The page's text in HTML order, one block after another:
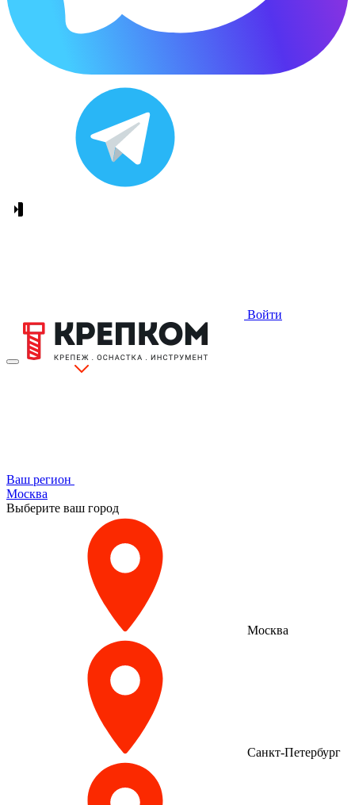
Войти
Ваш регион
Москва
Выберите ваш город
Москва
Санкт-Петербург